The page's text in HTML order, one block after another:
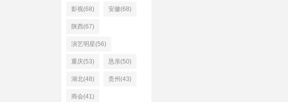
影视(68) 安徽(68)
陕西(67)
演艺明星(56)
重庆(53) 恳亲(50)
湖北(48) 贵州(43)
商会(41)